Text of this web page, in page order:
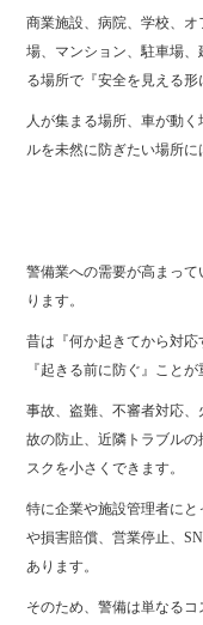
商業施設、病院、学校、
場、マンション、駐車場
る場所で『安全を見える形
人が集まる場所、車が動
ルを未然に防ぎたい場所
警備業への需要が高まっ
ります。
昔は『何か起きてから対
『起きる前に防ぐ』ことが
事故、盗難、不審者対応
故の防止、近隣トラブル
スクを小さくできます。
特に企業や施設管理者に
や損害賠償、営業停止、
あります。
そのため、警備は単なる